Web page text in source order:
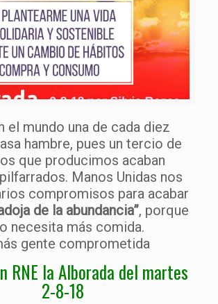
el mundo una de cada diez
hambre, pues un tercio de
que producimos acaban
Manos Unidas nos
compromisos para acabar
de la abundancia”, porque
necesita más comida.
gente comprometida
RNE la Alborada del martes
2-8-18